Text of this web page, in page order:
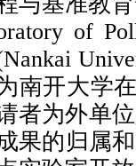
of
南开大学
者为外单
果的归属